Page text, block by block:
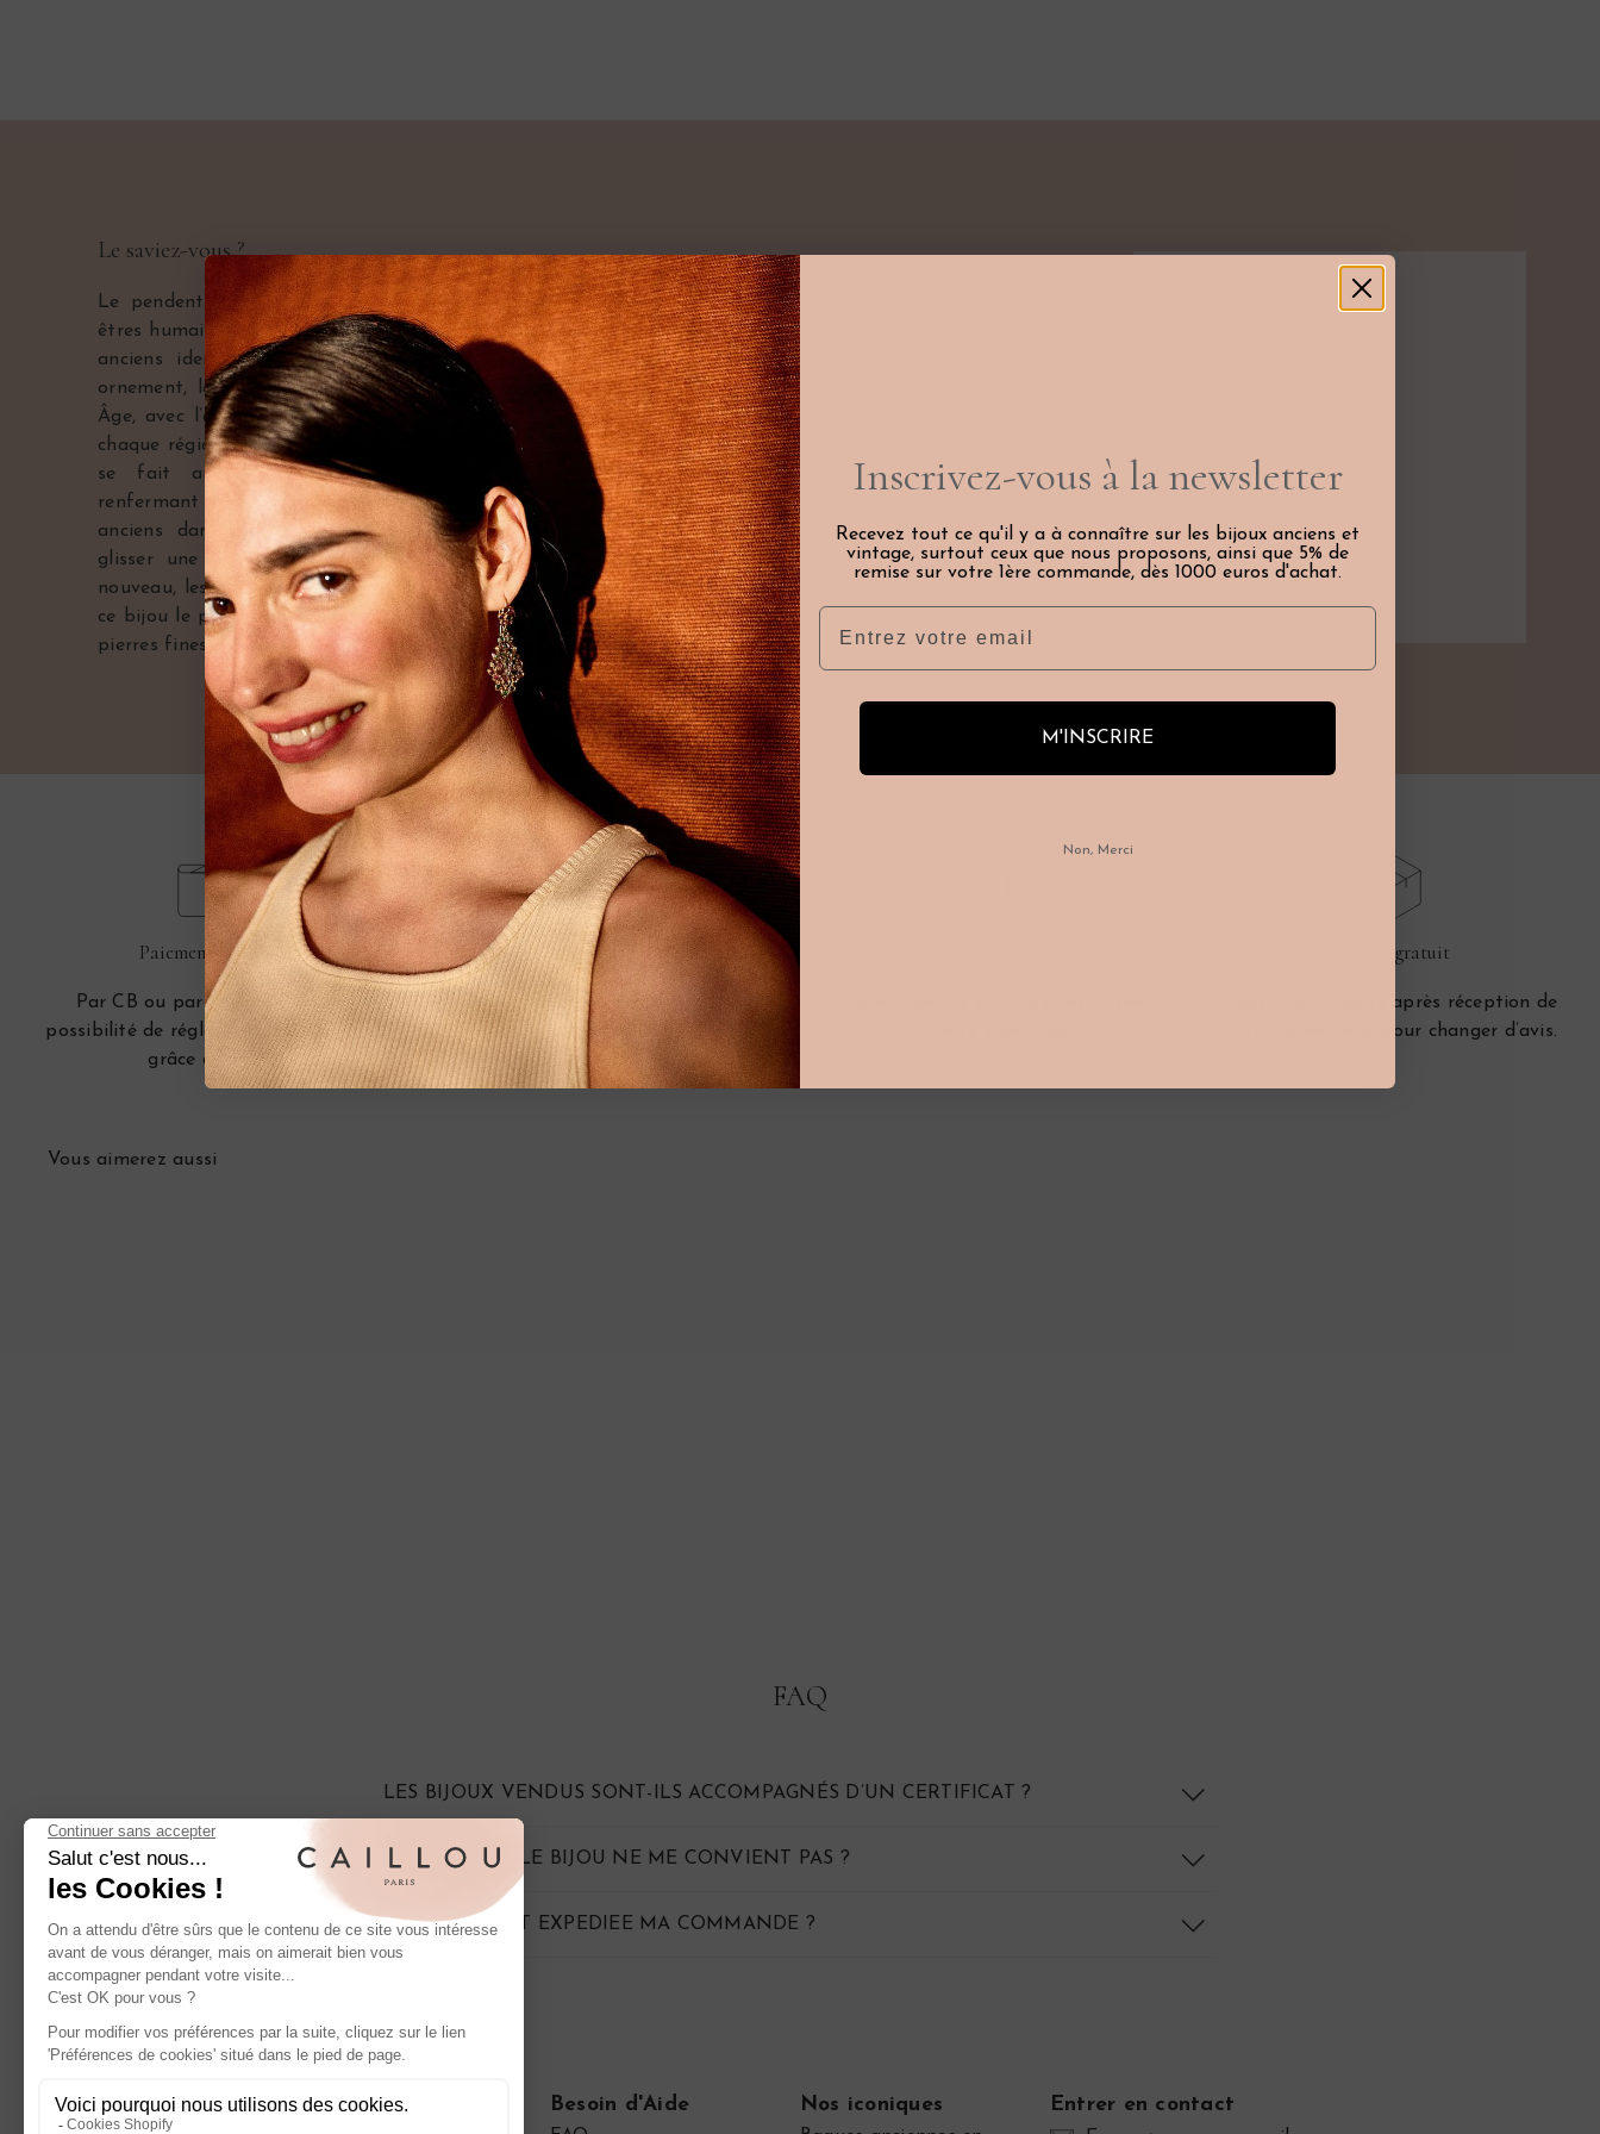
Le saviez-vous ?
Le pendentif fait partie des premiers ornements dont les
êtres humains se sont parés. En os, dents d’animaux, les plus
anciens identifiés sont des coquillages percés. De simple
ornement, le pendentif devient bijou identitaire au Moyen-
Âge, avec l’apparition des médailles religieuses et des croix,
chaque région ayant d’ailleurs ses parures. Au 19ème siècle, il
se fait aussi bijou romantique, avec les médaillons
renfermant une mèche de cheveux de l’être aimé. Médaillons
anciens dans lesquels nous prenons plaisir aujourd’hui à
glisser une photo. Au début du 20ème siècle, avec l’Art
nouveau, les joailliers redoublent d’imagination pour faire de
ce bijou le plus original qui soit, mêlant pierres précieuses et
pierres fines ou dures.
Paiement sécurisé
Par CB ou par Paypal, avec la
possibilité de régler en plusieurs fois
grâce à Alma.
Besoin d'aide ?
Vous pouvez nous contacter par mail
contact@caillou-paris.fr ou par
téléphone 01 77 69 65 70.
Retour gratuit
Vous avez 14 jours après réception de
votre commande pour changer d’avis.
Vous aimerez aussi
FAQ
LES BIJOUX VENDUS SONT-ILS ACCOMPAGNÉS D’UN CERTIFICAT ?
QUE FAIRE SI LE BIJOU NE ME CONVIENT PAS ?
COMMENT EST EXPEDIEE MA COMMANDE ?
À propos Besoin d'Aide Nos iconiques Entrer en contact
Inscrivez-vous à la newsletter
Recevez tout ce qu'il y a à connaître sur les bijoux anciens et
vintage, surtout ceux que nous proposons, ainsi que 5% de
remise sur votre 1ère commande, dès 1000 euros d'achat.
Email
M'INSCRIRE
Non, Merci